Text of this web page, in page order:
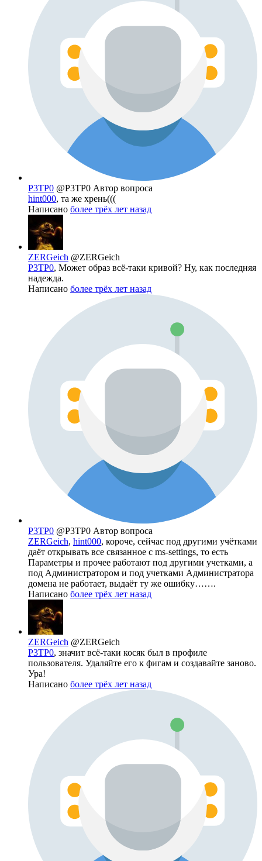
P3TP0 @P3TP0 Автор вопроса
hint000, та же хрень(((
Написано более трёх лет назад
ZERGeich @ZERGeich
P3TP0, Может образ всё-таки кривой? Ну, как последняя
надежда.
Написано более трёх лет назад
P3TP0 @P3TP0 Автор вопроса
ZERGeich, hint000, короче, сейчас под другими учётками
даёт открывать все связанное с ms-settings, то есть
Параметры и прочее работают под другими учетками, а
под Администратором и под учетками Администратора
домена не работает, выдаёт ту же ошибку…….
Написано более трёх лет назад
ZERGeich @ZERGeich
P3TP0, значит всё-таки косяк был в профиле
пользователя. Удаляйте его к фигам и создавайте заново.
Ура!
Написано более трёх лет назад